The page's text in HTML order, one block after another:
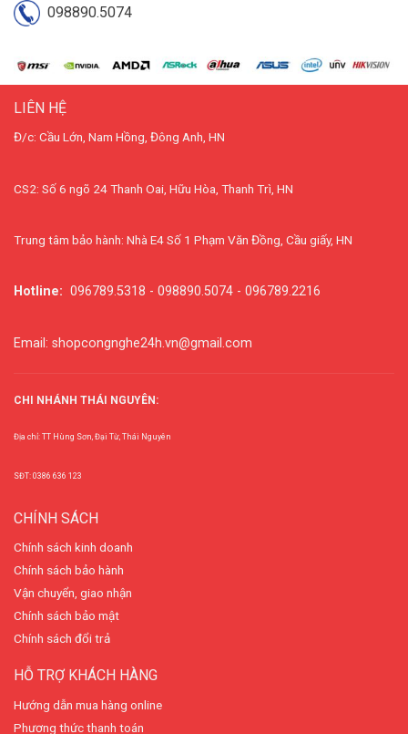
098890.5074
LIÊN HỆ
Đ/c: Cầu Lớn, Nam Hồng, Đông Anh, HN
CS2: Số 6 ngõ 24 Thanh Oai, Hữu Hòa, Thanh Trì, HN
Trung tâm bảo hành: Nhà E4 Số 1 Phạm Văn Đồng, Cầu giấy, HN
Hotline: 096789.5318 - 098890.5074 - 096789.2216
Email: shopcongnghe24h.vn@gmail.com
CHI NHÁNH THÁI NGUYÊN:
Địa chỉ: TT Hùng Sơn, Đại Từ, Thái Nguyên
SĐT: 0386 636 123
CHÍNH SÁCH
Chính sách kinh doanh
Chính sách bảo hành
Vận chuyển, giao nhận
Chính sách bảo mật
Chính sách đổi trả
HỖ TRỢ KHÁCH HÀNG
Hướng dẫn mua hàng online
Phương thức thanh toán